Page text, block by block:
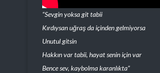
“Sevgin yoksa git tabii
Kırdıysan uğraş da içinden gelmiyorsa
Unutul gitsin
Hakkın var tabii, hayat senin için var
Bence sev, kaybolma karanlıkta”